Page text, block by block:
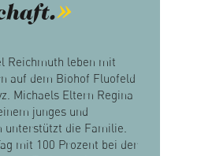
Reichmuth leben mit
auf dem Biohof Fluofeld
Michaels Eltern Regina
junges und
unterstützt die Familie.
mit 100 Prozent bei der